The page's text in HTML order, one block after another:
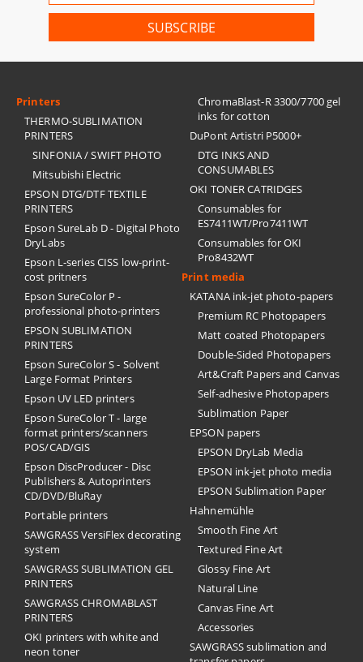
Printers
THERMO-SUBLIMATION
PRINTERS
SINFONIA / SWIFT PHOTO
Mitsubishi Electric
EPSON DTG/DTF TEXTILE
PRINTERS
Epson SureLab D - Digital Photo
DryLabs
Epson L-series CISS low-print-
cost pritners
Epson SureColor P -
professional photo-printers
EPSON SUBLIMATION
PRINTERS
Epson SureColor S - Solvent
Large Format Printers
Epson UV LED printers
Epson SureColor T - large
format printers/scanners
POS/CAD/GIS
Epson DiscProducer - Disc
Publishers & Autoprinters
CD/DVD/BluRay
Portable printers
SAWGRASS VersiFlex decorating
system
SAWGRASS SUBLIMATION GEL
PRINTERS
SAWGRASS CHROMABLAST
PRINTERS
OKI printers with white and
neon toner
ChromaBlast-R 3300/7700 gel
inks for cotton
DuPont Artistri P5000+
DTG INKS AND
CONSUMABLES
OKI TONER CATRIDGES
Consumables for
ES7411WT/Pro7411WT
Consumables for OKI
Pro8432WT
Print media
KATANA ink-jet photo-papers
Premium RC Photopapers
Matt coated Photopapers
Double-Sided Photopapers
Art&Craft Papers and Canvas
Self-adhesive Photopapers
Sublimation Paper
EPSON papers
EPSON DryLab Media
EPSON ink-jet photo media
EPSON Sublimation Paper
Hahnemühle
Smooth Fine Art
Textured Fine Art
Glossy Fine Art
Natural Line
Canvas Fine Art
Accessories
SAWGRASS sublimation and